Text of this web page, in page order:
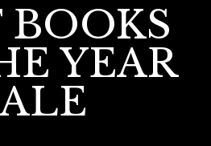
BOOKS
YEAR